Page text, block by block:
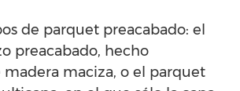
de parquet preacabado: el
preacabado, hecho
maciza, o el parquet